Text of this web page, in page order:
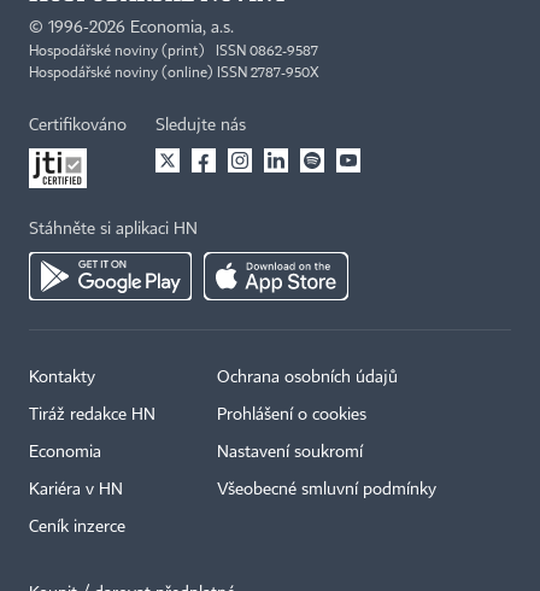
© 1996-2026 Economia, a.s.
Hospodářské noviny (print) ISSN 0862-9587
Hospodářské noviny (online) ISSN 2787-950X
Certifikováno Sledujte nás
Stáhněte si aplikaci HN
Kontakty
Tiráž redakce HN
Economia
Kariéra v HN
Ceník inzerce
Ochrana osobních údajů
Prohlášení o cookies
Nastavení soukromí
Všeobecné smluvní podmínky